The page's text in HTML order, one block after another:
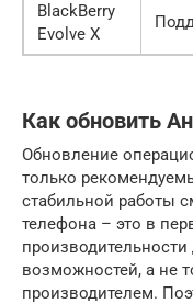
BlackBerry
Evolve X
Как обновить
Обновление
только
стабильной работы
телефона – это в
возможностей, а не
производителем.